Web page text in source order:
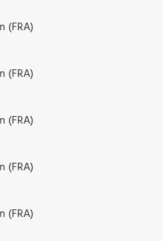
(FRA)
(FRA)
(FRA)
(FRA)
(FRA)